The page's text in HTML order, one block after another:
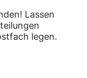
Lassen
legen.